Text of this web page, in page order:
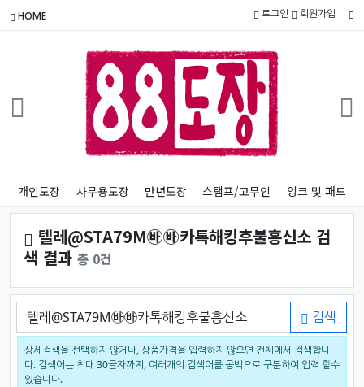
HOME 로그인 회원가입
개인도장 사무용도장 만년도장 스탬프/고무인 잉크 및 패드
텔레@STA79M㉳㉳카톡해킹후불흥신소 검
색 결과 총 0건
검색어 검색
상세검색을 선택하지 않거나, 상품가격을 입력하지 않으면 전체에서 검색합니
다. 검색어는 최대 30글자까지, 여러개의 검색어를 공백으로 구분하여 입력 할수
있습니다.